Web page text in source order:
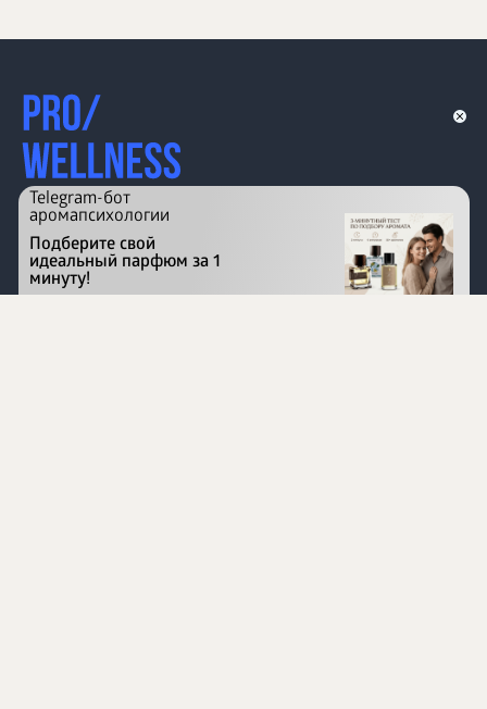
Перейти на сайт
Telegram-бот
аромапсихологии
Подберите свой
идеальный парфюм за 1
минуту!